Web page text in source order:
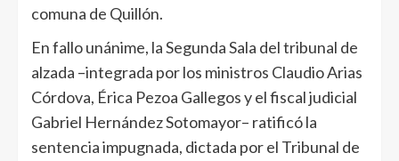
comuna de Quillón.
En fallo unánime, la Segunda Sala del tribunal de
alzada –integrada por los ministros Claudio Arias
Córdova, Érica Pezoa Gallegos y el fiscal judicial
Gabriel Hernández Sotomayor– ratificó la
sentencia impugnada, dictada por el Tribunal de